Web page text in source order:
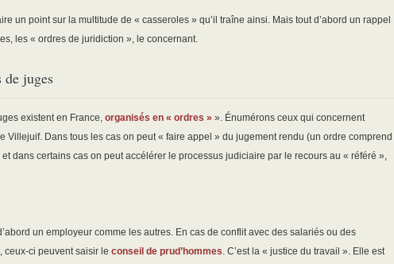
un point sur la multitude de « casseroles » qu’il traîne ainsi. Mais tout d’abord un rappel
les « ordres de juridiction », le concernant.
juges
existent en France, organisés en « ordres » ». Énumérons ceux qui concernent
Villejuif. Dans tous les cas on peut « faire appel » du jugement rendu (un ordre comprend
dans certains cas on peut accélérer le processus judiciaire par le recours au « référé »,
un employeur comme les autres. En cas de conflit avec des salariés ou des
ceux-ci peuvent saisir le conseil de prud’hommes. C’est la « justice du travail ». Elle est